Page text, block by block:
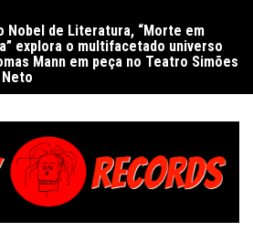
Nobel de Literatura, “Morte em
explora o multifacetado universo
Mann em peça no Teatro Simões